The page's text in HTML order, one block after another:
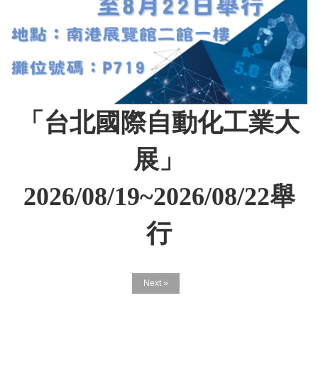
「台北國際自動化工業大
展」
2026/08/19~2026/08/22舉
行
Next »